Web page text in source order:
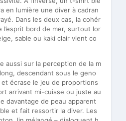
en lumière une diver à cadran
Dans les deux cas, la cohér
bord de mer, surtout lor
sable ou kaki clair vient co
aussi sur la perception de la m
descendant sous le geno
écrase le jeu de proportions
arrivant mi-cuisse ou juste au
davantage de peau apparent
et fait ressortir la diver. Les